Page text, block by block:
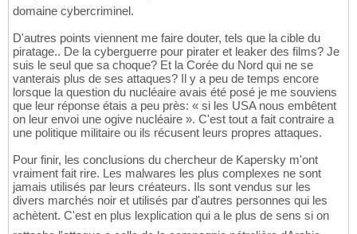
domaine cybercriminel.
D'autres points viennent me faire douter, tels que la cible du
piratage.. De la cyberguerre pour pirater et leaker des films? Je
suis le seul que sa choque? Et la Corée du Nord qui ne se
vanterais plus de ses attaques? Il y a peu de temps encore
lorsque la question du nucléaire avais été posé je me souviens
que leur réponse étais a peu près: « si les USA nous embêtent
on leur envoi une ogive nucléaire ». C'est tout a fait contraire a
une politique militaire ou ils récusent leurs propres attaques.
Pour finir, les conclusions du chercheur de Kapersky m'ont
vraiment fait rire. Les malwares les plus complexes ne sont
jamais utilisés par leurs créateurs. Ils sont vendus sur les
divers marchés noir et utilisés par d'autres personnes qui les
achètent. C'est en plus lexplication qui a le plus de sens si on